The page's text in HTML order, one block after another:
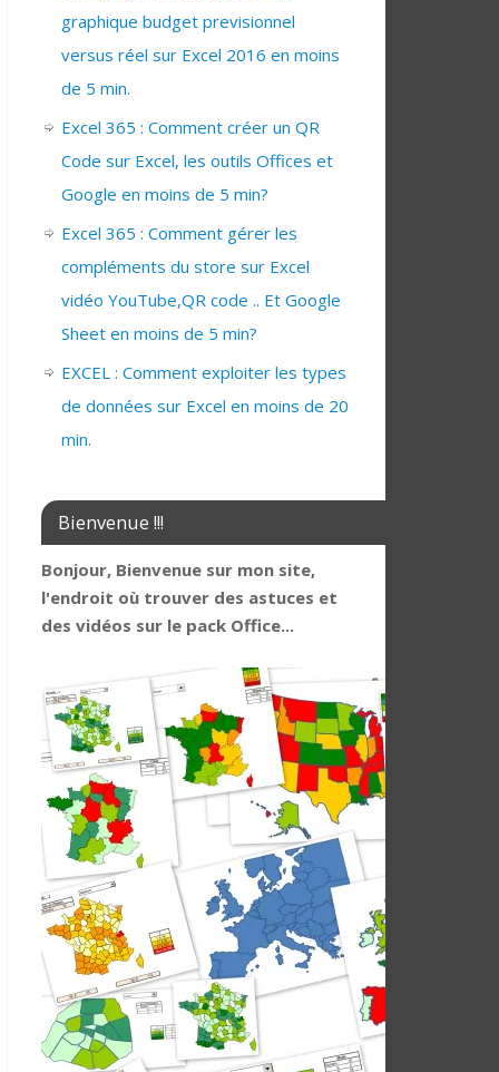
graphique budget previsionnel
versus réel sur Excel 2016 en moins
de 5 min.
Excel 365 : Comment créer un QR
Code sur Excel, les outils Offices et
Google en moins de 5 min?
Excel 365 : Comment gérer les
compléments du store sur Excel
vidéo YouTube,QR code .. Et Google
Sheet en moins de 5 min?
EXCEL : Comment exploiter les types
de données sur Excel en moins de 20
min.
Bienvenue !!!
Bonjour, Bienvenue sur mon site,
l'endroit où trouver des astuces et
des vidéos sur le pack Office...